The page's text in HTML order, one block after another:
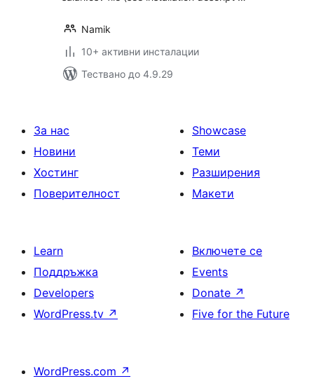
Namik
10+ активни инсталации
Тествано до 4.9.29
За нас
Новини
Хостинг
Поверителност
Showcase
Теми
Разширения
Макети
Learn
Поддръжка
Developers
WordPress.tv ↗
Включете се
Events
Donate ↗
Five for the Future
WordPress.com ↗